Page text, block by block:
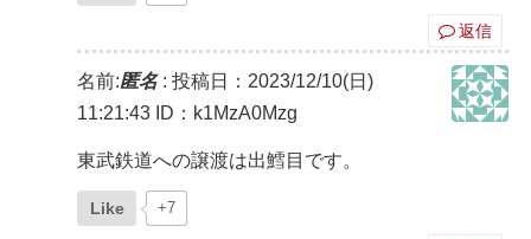
返信
名前:匿名: 投稿日：2023/12/10(日)
11:21:43 ID：k1MzA0Mzg
東武鉄道への譲渡は出鱈目です。
Like +7